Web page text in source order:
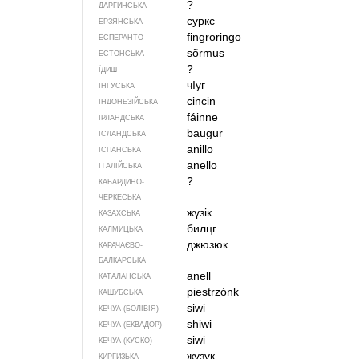
ДАРГИНСЬКА ?
ЕРЗЯНСЬКА суркс
ЕСПЕРАНТО fingroringo
ЕСТОНСЬКА sõrmus
ЇДИШ ?
ІНГУСЬКА чIуг
ІНДОНЕЗІЙСЬКА cincin
ІРЛАНДСЬКА fáinne
ІСЛАНДСЬКА baugur
ІСПАНСЬКА anillo
ІТАЛІЙСЬКА anello
КАБАРДИНО-
ЧЕРКЕСЬКА
?
КАЗАХСЬКА жүзік
КАЛМИЦЬКА билцг
КАРАЧАЄВО-
БАЛКАРСЬКА
джюзюк
КАТАЛАНСЬКА anell
КАШУБСЬКА piestrzónk
КЕЧУА (БОЛІВІЯ) siwi
КЕЧУА (ЕКВАДОР) shiwi
КЕЧУА (КУСКО) siwi
КИРГИЗЬКА жүзүк